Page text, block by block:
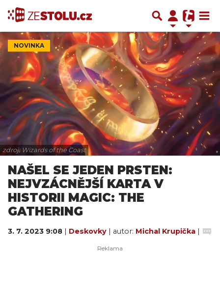
NOVINKA
zdroj: Wizards of the Coast
NAŠEL SE JEDEN PRSTEN:
NEJVZÁCNĚJŠÍ KARTA V
HISTORII MAGIC: THE
GATHERING
3. 7. 2023 9:08 | Deskovky | autor: Michal Krupička |